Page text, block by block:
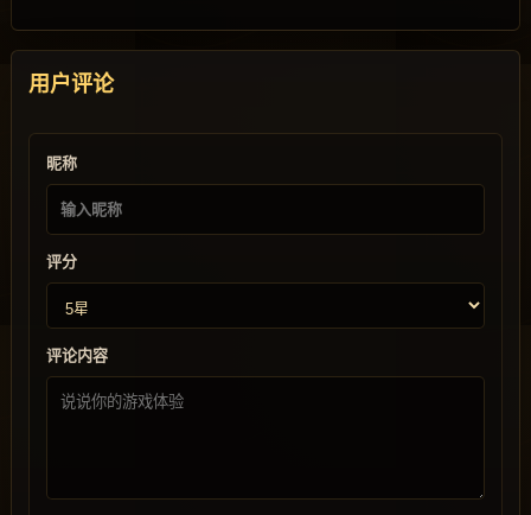
用户评论
昵称
评分
评论内容